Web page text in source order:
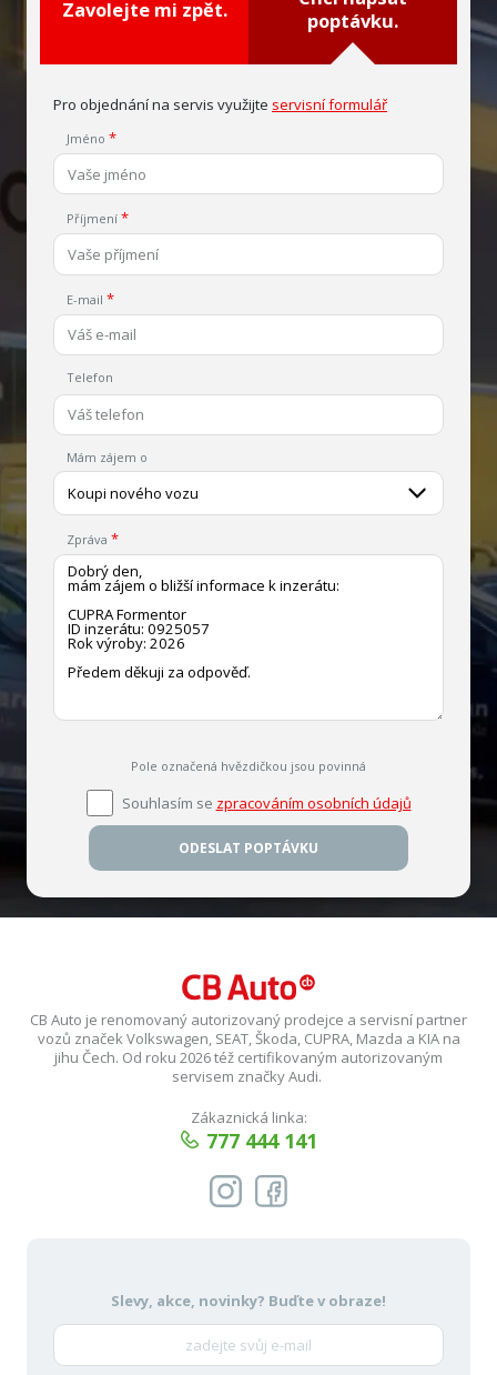
Zavolejte mi zpět.
poptávku.
Pro objednání na servis využijte servisní formulář
Jméno
Příjmení
E-mail
Telefon
Mám zájem o
Koupi nového vozu
Zpráva
Pole označená hvězdičkou jsou povinná
Souhlasím se zpracováním osobních údajů
ODESLAT POPTÁVKU
CB Auto je renomovaný autorizovaný prodejce a servisní partner
vozů značek Volkswagen, SEAT, Škoda, CUPRA, Mazda a KIA na
jihu Čech. Od roku 2026 též certifikovaným autorizovaným
servisem značky Audi.
Zákaznická linka:
777 444 141
Slevy, akce, novinky? Buďte v obraze!